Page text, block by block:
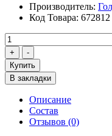
Производитель:
Код Товара: 672812
Купить
В закладки
Описание
Состав
Отзывов (0)